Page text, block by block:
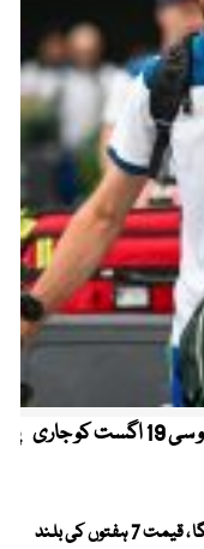
کیریبین پریمیئر لیگ ، قومی کرکٹرز کو این او سی 19 اگست کو جاری
عالمی مارکیٹ میں سونا مزید مہنگا ، قیمت 7 ہفتوں کی بلند